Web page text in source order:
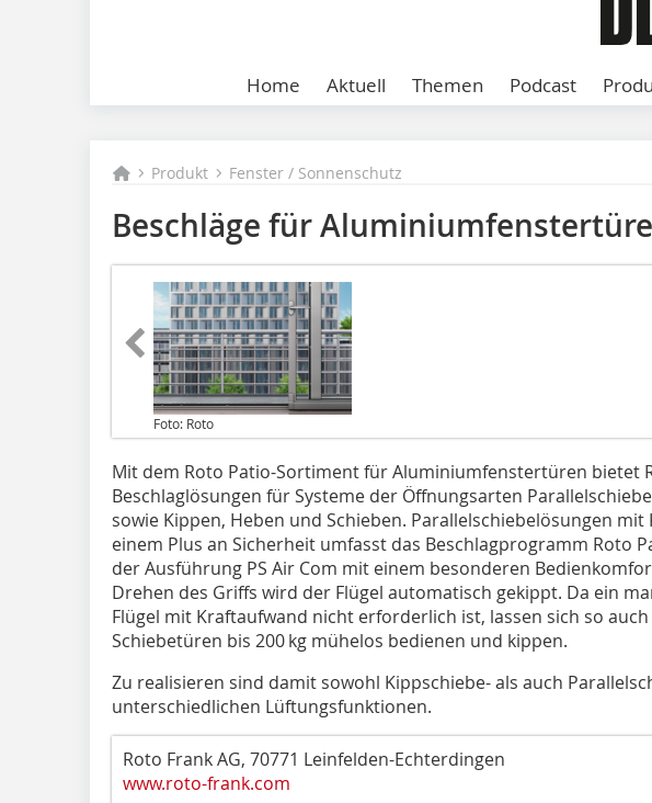
Home Aktuell Themen Podcast
Produkt Fenster / Sonnenschutz
Beschläge für
Foto: Roto
Mit dem Roto Patio-Sortiment für Aluminiumfenstertüren bietet
Beschlaglösungen für Systeme der Öffnungsarten
sowie Kippen, Heben und Schieben. Parallelschiebelösungen
einem Plus an Sicherheit umfasst das Beschlag­programm Roto
der Ausführung PS Air Com mit einem besonderen
Drehen des Griffs wird der Flügel automatisch gekippt. Da ein
Flügel mit Kraftaufwand nicht erforderlich ist, lassen sich so
Schiebetüren bis 200 kg mühelos bedienen und kippen. ­
Zu realisieren sind damit sowohl Kippschiebe- als auch
unterschiedlichen Lüftungsfunktionen.
Roto Frank AG, 70771 Leinfelden-Echterdingen
www.roto-frank.com